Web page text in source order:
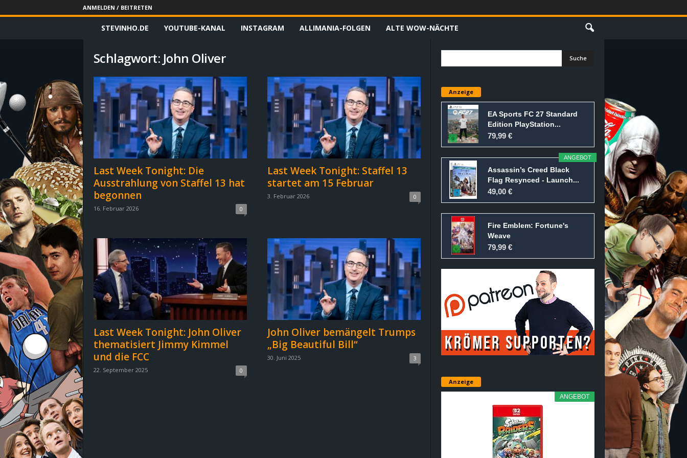
ANMELDEN / BEITRETEN
n
o
.
E
i
n
STEVINHO.DE YOUTUBE-KANAL INSTAGRAM ALLIMANIA-FOLGEN ALTE WOW-NÄCHTE
Schlagwort: John Oliver
Last Week Tonight: Die
Ausstrahlung von Staffel 13 hat
begonnen
16. Februar 2026 0
Last Week Tonight: Staffel 13
startet am 15 Februar
3. Februar 2026 0
Last Week Tonight: John Oliver
thematisiert Jimmy Kimmel
und die FCC
22. September 2025 0
John Oliver bemängelt Trumps
„Big Beautiful Bill“
30. Juni 2025 3
Anzeige
EA Sports FC 27 Standard
Edition PlayStation...
79,99 €
ANGEBOT
Assassin’s Creed Black
Flag Resynced - Launch...
49,00 €
Fire Emblem: Fortune's
Weave
79,99 €
Anzeige
ANGEBOT